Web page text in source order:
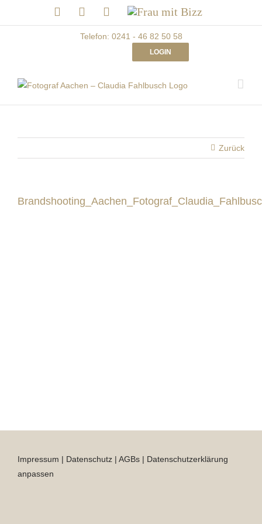
LinkedInFacebookInstagram
Frau
mit
Bizz
Telefon: 0241 - 46 82 50 58
LOGIN
Zurück
Impressum | Datenschutz | AGBs | Datenschutzerklärung
anpassen